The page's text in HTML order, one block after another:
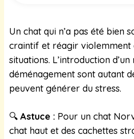
Un chat qui n’a pas été bien
craintif et réagir violemment
situations. L’introduction
déménagement sont autant
peuvent générer du stress.
🔍 Astuce : Pour un chat
chat haut et des cachettes